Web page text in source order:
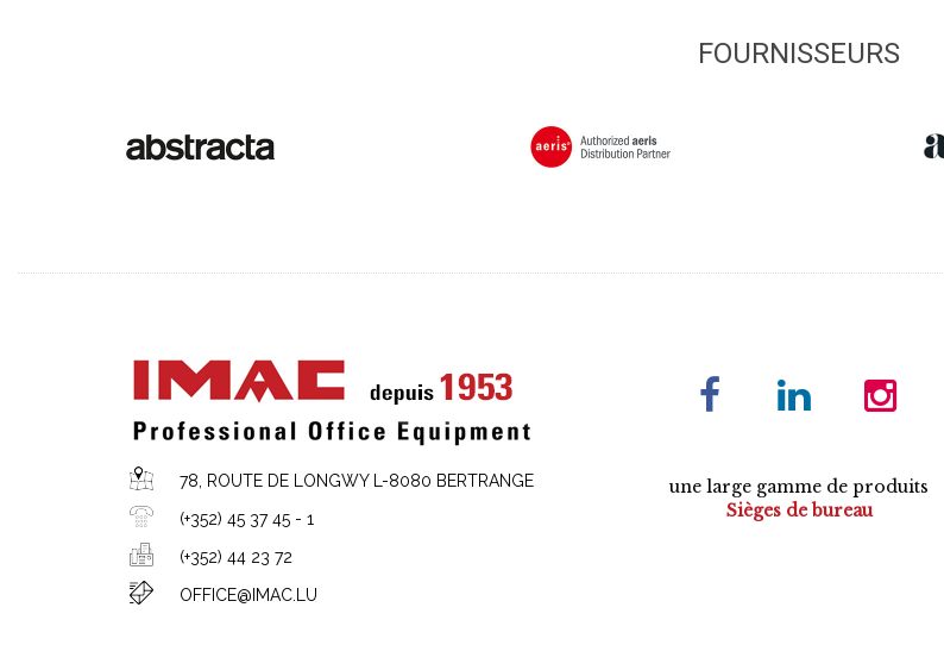
FOURNISSEURS
78, ROUTE DE LONGWY L-8080 BERTRANGE
(+352) 45 37 45 - 1
(+352) 44 23 72
OFFICE@IMAC.LU
une large gamme de produits
Sièges de bureau
Tables de conférence